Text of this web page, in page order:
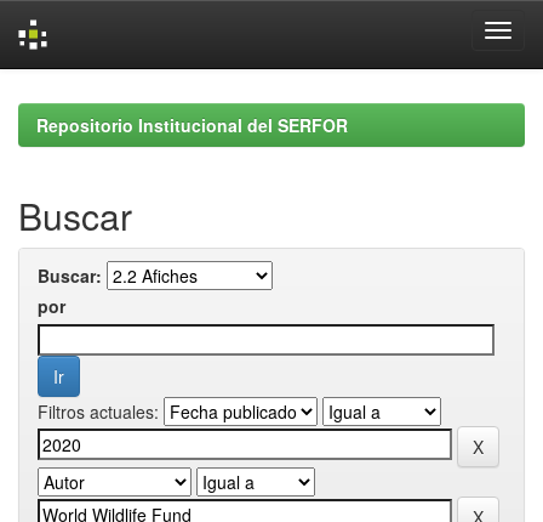
navigationRepositorio Institucional del SERFOR
Buscar
Buscar:
por
Filtros actuales: